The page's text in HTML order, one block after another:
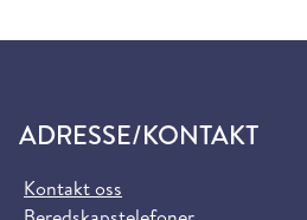
ADRESSE/KONTAKT
Kontakt oss